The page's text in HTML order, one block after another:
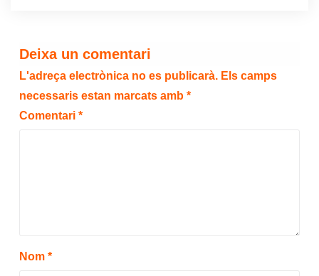
Deixa un comentari
L'adreça electrònica no es publicarà. Els camps
necessaris estan marcats amb *
Comentari *
Nom *